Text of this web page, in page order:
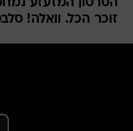
הסרטון המזעזע
זוכר הכל. וואלה!